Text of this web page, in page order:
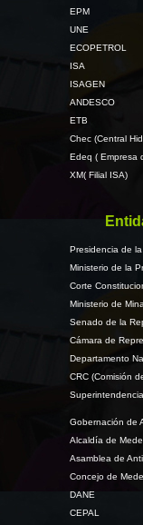
EPM
UNE
ECOPETROL
ISA
ISAGEN
ANDESCO
ETB
Chec (Central
Edeq ( Empresa
XM( Filial ISA)
Presidencia de
Ministerio de la
Corte
Ministerio de
Senado de la
Cámara de
Departamento
CRC (Comisión
Gobernación de
Alcaldía de
Asamblea de
Concejo de
DANE
CEPAL